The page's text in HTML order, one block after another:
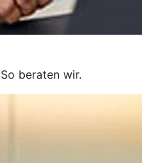
beraten wir.